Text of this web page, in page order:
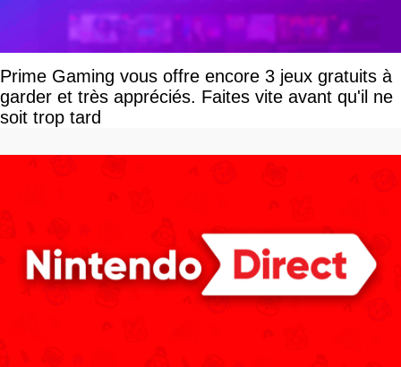
Prime Gaming vous offre encore 3 jeux gratuits à
garder et très appréciés. Faites vite avant qu'il ne
soit trop tard